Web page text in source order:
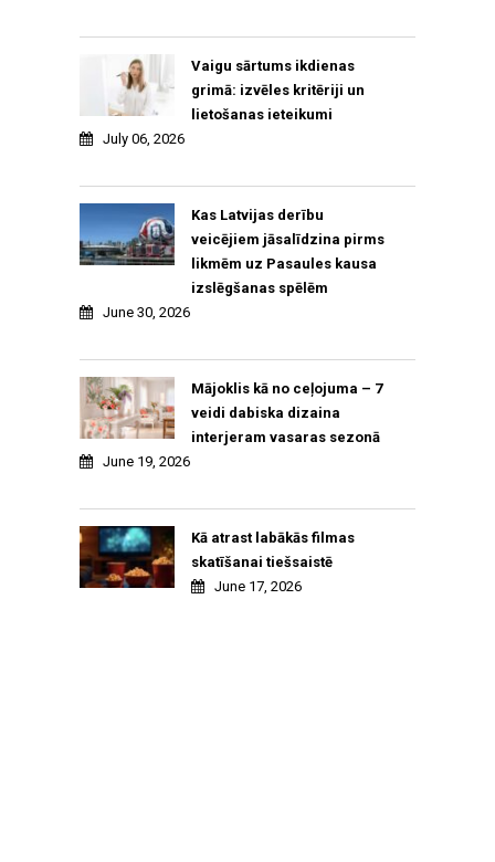
Vaigu sārtums ikdienas
grimā: izvēles kritēriji un
lietošanas ieteikumi
July 06, 2026
Kas Latvijas derību
veicējiem jāsalīdzina pirms
likmēm uz Pasaules kausa
izslēgšanas spēlēm
June 30, 2026
Mājoklis kā no ceļojuma – 7
veidi dabiska dizaina
interjeram vasaras sezonā
June 19, 2026
Kā atrast labākās filmas
skatīšanai tiešsaistē
June 17, 2026